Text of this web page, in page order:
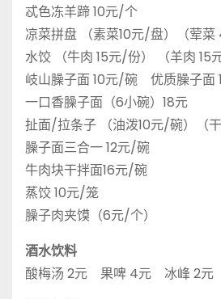
忒色冻羊蹄 10元/个
凉菜拼盘 （素菜10元/盘）（荤菜
水饺 （牛肉 15元/份） （羊肉
岐山臊子面 10元/碗 优质臊子
一口香臊子面（6小碗）18元
扯面/拉条子 （油泼10元/碗）（干
臊子面三合一 12元/碗
牛肉块干拌面16元/碗
蒸饺 10元/笼
臊子肉夹馍（6元/个）
酒水饮料
酸梅汤 2元 果啤 4元 冰峰 2